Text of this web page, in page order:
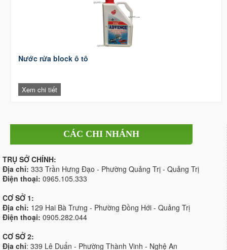
Nước rửa block ô tô
Xem chi tiết
CÁC CHI NHÁNH
TRỤ SỞ CHÍNH:
Địa chỉ: 333 Trần Hưng Đạo - Phường Quảng Trị - Quảng Trị
Điện thoại: 0965.105.333
CƠ SỞ 1:
Địa chỉ: 129 Hai Bà Trưng - Phường Đồng Hới - Quảng Trị
Điện thoại: 0905.282.044
CƠ SỞ 2:
Địa chỉ: 339 Lê Duẩn - Phường Thành Vinh - Nghệ An